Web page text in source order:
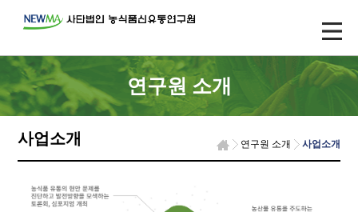
연구원 소개
사업소개 연구원 소개 사업소개